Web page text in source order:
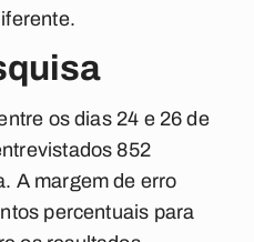
os dias 24 e 26 de
852
A margem de erro
percentuais para